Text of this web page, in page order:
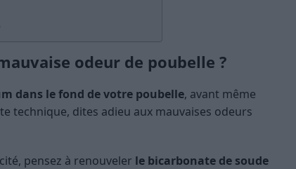
odeur de poubelle ?
dans le fond de votre poubelle, avant même
technique, dites adieu aux mauvaises odeurs
pensez à renouveler le bicarbonate de soude